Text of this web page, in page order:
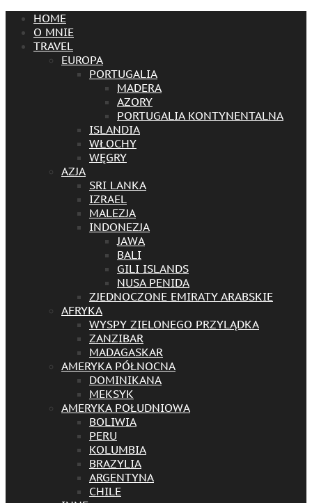
HOME
O MNIE
TRAVEL
EUROPA
PORTUGALIA
MADERA
AZORY
PORTUGALIA KONTYNENTALNA
ISLANDIA
WŁOCHY
WĘGRY
AZJA
SRI LANKA
IZRAEL
MALEZJA
INDONEZJA
JAWA
BALI
GILI ISLANDS
NUSA PENIDA
ZJEDNOCZONE EMIRATY ARABSKIE
AFRYKA
WYSPY ZIELONEGO PRZYLĄDKA
ZANZIBAR
MADAGASKAR
AMERYKA PÓŁNOCNA
DOMINIKANA
MEKSYK
AMERYKA POŁUDNIOWA
BOLIWIA
PERU
KOLUMBIA
BRAZYLIA
ARGENTYNA
CHILE